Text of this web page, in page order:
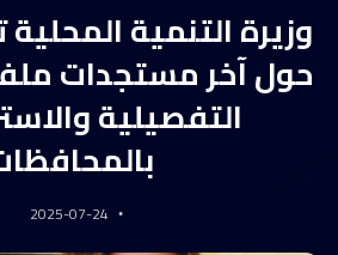
وزيرة التنمية
حول آخر مستجدات
التفصيلية
2025-07-24